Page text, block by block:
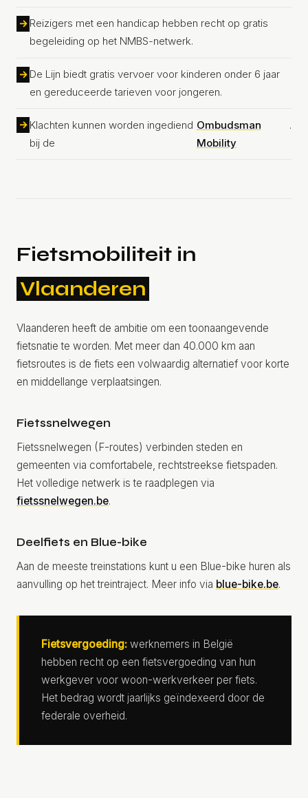
Reizigers met een handicap hebben recht op gratis
begeleiding op het NMBS-netwerk.
De Lijn biedt gratis vervoer voor kinderen onder 6 jaar
en gereduceerde tarieven voor jongeren.
Klachten kunnen worden ingediend
bij de
Ombudsman
Mobility
.
Fietsmobiliteit in
Vlaanderen
Vlaanderen heeft de ambitie om een toonaangevende
fietsnatie te worden. Met meer dan 40.000 km aan
fietsroutes is de fiets een volwaardig alternatief voor korte
en middellange verplaatsingen.
Fietssnelwegen
Fietssnelwegen (F-routes) verbinden steden en
gemeenten via comfortabele, rechtstreekse fietspaden.
Het volledige netwerk is te raadplegen via
fietssnelwegen.be.
Deelfiets en Blue-bike
Aan de meeste treinstations kunt u een Blue-bike huren als
aanvulling op het treintraject. Meer info via blue-bike.be.
Fietsvergoeding: werknemers in België
hebben recht op een fietsvergoeding van hun
werkgever voor woon-werkverkeer per fiets.
Het bedrag wordt jaarlijks geïndexeerd door de
federale overheid.